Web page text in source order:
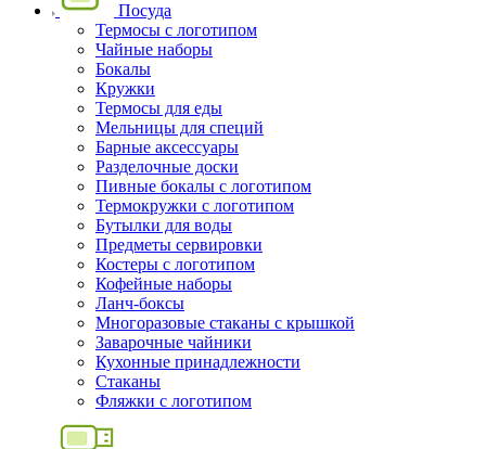
Посуда
Термосы с логотипом
Чайные наборы
Бокалы
Кружки
Термосы для еды
Мельницы для специй
Барные аксессуары
Разделочные доски
Пивные бокалы с логотипом
Термокружки с логотипом
Бутылки для воды
Предметы сервировки
Костеры с логотипом
Кофейные наборы
Ланч-боксы
Многоразовые стаканы с крышкой
Заварочные чайники
Кухонные принадлежности
Стаканы
Фляжки с логотипом